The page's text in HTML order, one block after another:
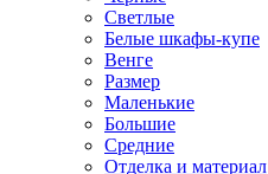
Светлые
Белые шкафы-купе
Венге
Размер
Маленькие
Большие
Средние
Отделка и материал